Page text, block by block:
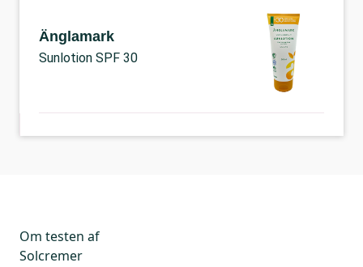
Änglamark
Sunlotion SPF 30
Om testen af
Solcremer